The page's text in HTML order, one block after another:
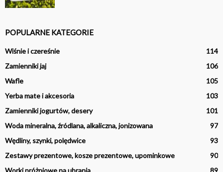
POPULARNE KATEGORIE
Wiśnie i czereśnie
114
Zamienniki jaj
106
Wafle
105
Yerba mate i akcesoria
103
Zamienniki jogurtów, desery
101
Woda mineralna, źródlana, alkaliczna, jonizowana
97
Wędliny, szynki, polędwice
93
Zestawy prezentowe, kosze prezentowe, upominkowe
90
Worki próżniowe na ubrania
89